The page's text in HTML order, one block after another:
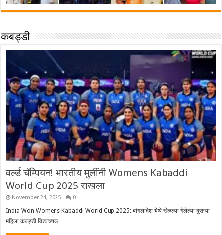
कबड्डी
वर्ल्ड चॅम्पियन! भारतीय मुलींनी Womens Kabaddi
World Cup 2025 राखला
November 24, 2025 0
India Won Womens Kabaddi World Cup 2025: बांगलादेश येथे खेळल्या गेलेल्या दुसऱ्या
महिला कबड्डी विश्वचषक …